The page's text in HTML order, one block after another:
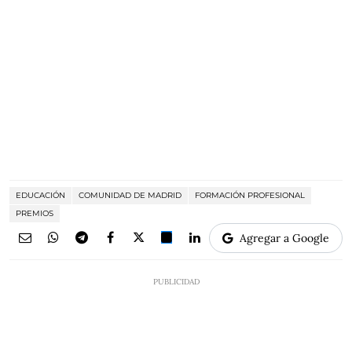
EDUCACIÓN COMUNIDAD DE MADRID
FORMACIÓN PROFESIONAL
PREMIOS
Agregar a Google